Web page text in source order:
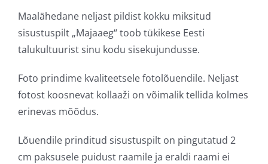
126,00 €
Maalähedane neljast pildist kokku miksitud
sisustuspilt „Majaaeg“ toob tükikese Eesti
talukultuurist sinu kodu sisekujundusse.
Foto prindime kvaliteetsele fotolõuendile. Neljast
fotost koosnevat kollaaži on võimalik tellida kolmes
erinevas mõõdus.
Lõuendile prinditud sisustuspilt on pingutatud 2
cm paksusele puidust raamile ja eraldi raami ei